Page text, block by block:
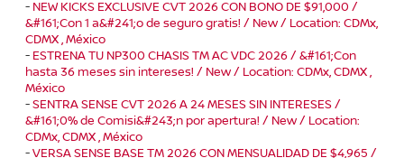
- NEW KICKS EXCLUSIVE CVT 2026 CON BONO DE $91,000 /
&#161;Con 1 a&#241;o de seguro gratis! / New / Location: CDMx,
CDMX , México
- ESTRENA TU NP300 CHASIS TM AC VDC 2026 / &#161;Con
hasta 36 meses sin intereses! / New / Location: CDMx, CDMX ,
México
-SENTRA SENSE CVT 2026 A 24 MESES SIN INTERESES /
&#161;0% de Comisi&#243;n por apertura! / New / Location:
CDMx, CDMX , México
-VERSA SENSE BASE TM 2026 CON MENSUALIDAD DE $4,965 /